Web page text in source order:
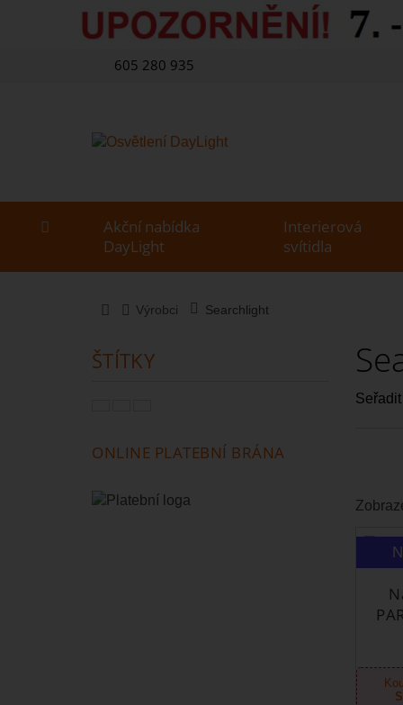
605 280 935
Akční nabídka
DayLight
Interierová
svítidla
Výrobci Searchlight
ŠTÍTKY
ONLINE PLATEBNÍ BRÁNA